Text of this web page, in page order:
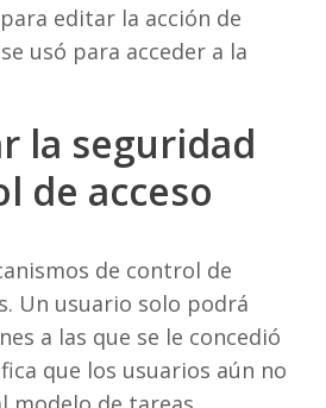
editar la acción de
usó para acceder a la
la seguridad
de acceso
de control de
Un usuario solo podrá
a las que se le concedió
que los usuarios aún no